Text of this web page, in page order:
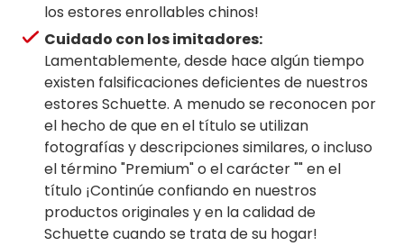
los estores enrollables chinos!
Cuidado con los imitadores:
Lamentablemente, desde hace algún tiempo
existen falsificaciones deficientes de nuestros
estores ​​Schuette. A menudo se reconocen por
el hecho de que en el título se utilizan
fotografías y descripciones similares, o incluso
el término "Premium" o el carácter "" en el
título ¡Continúe confiando en nuestros
productos originales y en la calidad de
Schuette cuando se trata de su hogar!